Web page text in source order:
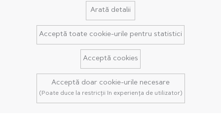
Arată detalii
Acceptă toate cookie-urile pentru statistici
Acceptă cookies
Acceptă doar cookie-urile necesare
(Poate duce la restricții în experiența de utilizator)